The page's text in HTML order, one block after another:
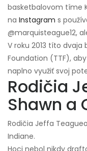
basketbalovom tíme
na Instagram s
@marquisteague12,
V roku 2013 títo
Foundation (TTF),
naplno využiť svoj
Rodičia
Shawn a
Rodičia Jeffa
Indiane.
Hoci nebol nikdy